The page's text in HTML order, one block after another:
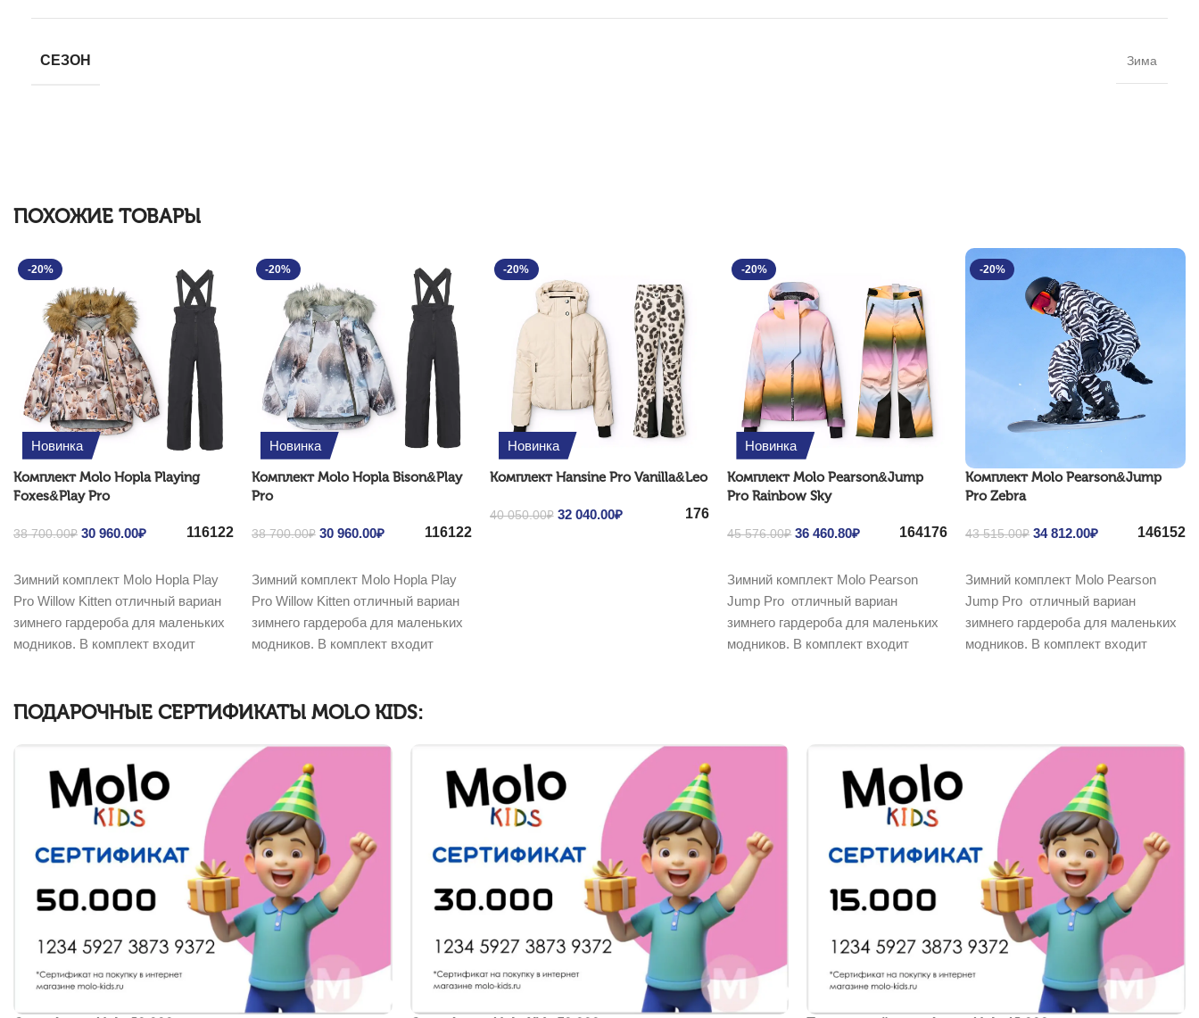
СЕЗОН Зима
ПОХОЖИЕ ТОВАРЫ
Новинка
-20%
Комплект Molo Hopla Playing
Foxes&Play Pro
38 700.00₽ Original price was: 38
30 960.00₽ Current price
116122
Зимний комплект Molo Hopla Play
Pro Willow Kitten отличный вариан
зимнего гардероба для маленьких
модников. В комплект входит
Новинка
-20%
Комплект Molo Hopla Bison&Play
Pro
38 700.00₽ Original price was: 38
30 960.00₽Current price
116122
Зимний комплект Molo Hopla Play
Pro Willow Kitten отличный вариан
зимнего гардероба для маленьких
модников. В комплект входит
Новинка
-20%
Комплект Hansine Pro Vanilla&Leo
40 050.00₽ Original price was: 40
32 040.00₽Current price176
Новинка
-20%
Комплект Molo Pearson&Jump
Pro Rainbow Sky
45 576.00₽ Original price was: 45
36 460.80₽ Current price
164176
Зимний комплект Molo Pearson
Jump Pro отличный вариан
зимнего гардероба для маленьких
модников. В комплект входит
-20%
Комплект Molo Pearson&Jump
Pro Zebra
43 515.00₽ Original price was: 43
34 812.00₽ Current price
146152
Зимний комплект Molo Pearson
Jump Pro отличный вариан
зимнего гардероба для маленьких
модников. В комплект входит
ПОДАРОЧНЫЕ СЕРТИФИКАТЫ MOLO KIDS: